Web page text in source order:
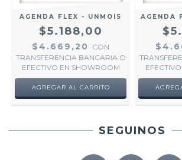
AGENDA FLEX - UNMOIS
$5.188,00
$4.669,20
CON
TRANSFERENCIA BANCARIA O
EFECTIVO EN SHOWROOM
AGENDA
SEGUINOS